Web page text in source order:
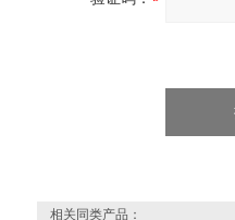
相关同类产品：